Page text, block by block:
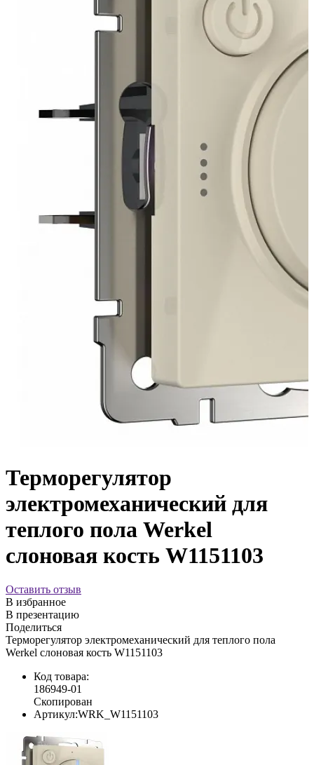
Терморегулятор
электромеханический для
теплого пола Werkel
слоновая кость W1151103
Оставить отзыв
В избранное
В презентацию
Поделиться
Терморегулятор электромеханический для теплого пола
Werkel слоновая кость W1151103
Код товара:
186949-01
Скопирован
Артикул:WRK_W1151103